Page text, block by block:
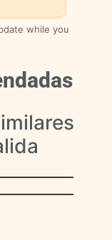
while you